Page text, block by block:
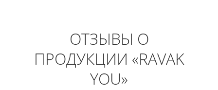
ОТЗЫВЫ О
ПРОДУКЦИИ «RAVAK
YOU»